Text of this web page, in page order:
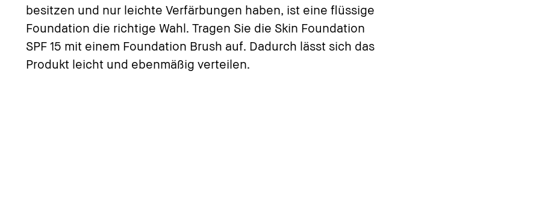
besitzen und nur leichte Verfärbungen haben, ist eine flüssige
Foundation die richtige Wahl. Tragen Sie die Skin Foundation
SPF 15 mit einem Foundation Brush auf. Dadurch lässt sich das
Produkt leicht und ebenmäßig verteilen.